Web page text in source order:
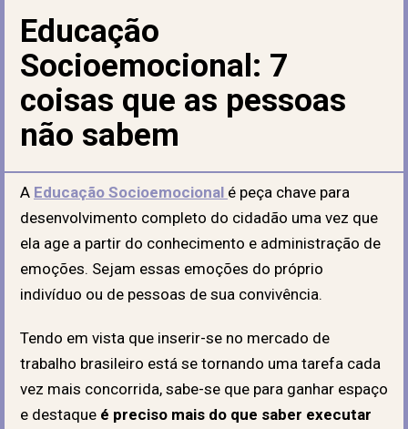
Educação
Socioemocional: 7
coisas que as pessoas
não sabem
A Educação Socioemocional é peça chave para
desenvolvimento completo do cidadão uma vez que
ela age a partir do conhecimento e administração de
emoções. Sejam essas emoções do próprio
indivíduo ou de pessoas de sua convivência.
Tendo em vista que inserir-se no mercado de
trabalho brasileiro está se tornando uma tarefa cada
vez mais concorrida, sabe-se que para ganhar espaço
e destaque é preciso mais do que saber executar